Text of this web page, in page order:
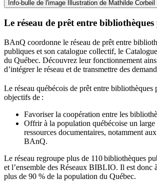
Info-bulle de l'image Illustration de Mathilde Corbeil
Le réseau de prêt entre
BAnQ coordonne le réseau de prêt entre
publiques et son catalogue collectif, le
du Québec. Découvrez leur fonctionnement
d’intégrer le réseau et de transmettre des
Le réseau québécois de prêt entre bibliothèques
objectifs de :
Favoriser la coopération entre les
Offrir à la population québécoise un large
ressources documentaires, notamment
BAnQ.
Le réseau regroupe plus de 110bibliothèques
et l’ensemble des Réseaux BIBLIO. Il est donc à
plus de 90 % de la population du Québec.